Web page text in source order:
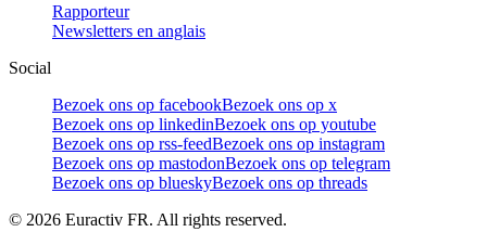
Rapporteur
Newsletters en anglais
Social
Bezoek ons op facebookBezoek ons op x
Bezoek ons op linkedinBezoek ons op youtube
Bezoek ons op rss-feedBezoek ons op instagram
Bezoek ons op mastodonBezoek ons op telegram
Bezoek ons op blueskyBezoek ons op threads
© 2026 Euractiv FR. All rights reserved.